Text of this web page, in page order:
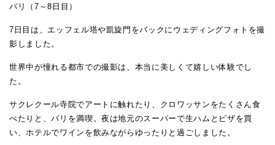
パリ（7～8日目）
7日目は、エッフェル塔や凱旋門をバックにウェディングフォトを撮
影しました。
世界中が憧れる都市での撮影は、本当に美しくて嬉しい体験でし
た。
サクレクール寺院でアートに触れたり、クロワッサンをたくさん食
べたりと、パリを満喫。夜は地元のスーパーで生ハムとピザを買
い、ホテルでワインを飲みながらゆったりと過ごしました。